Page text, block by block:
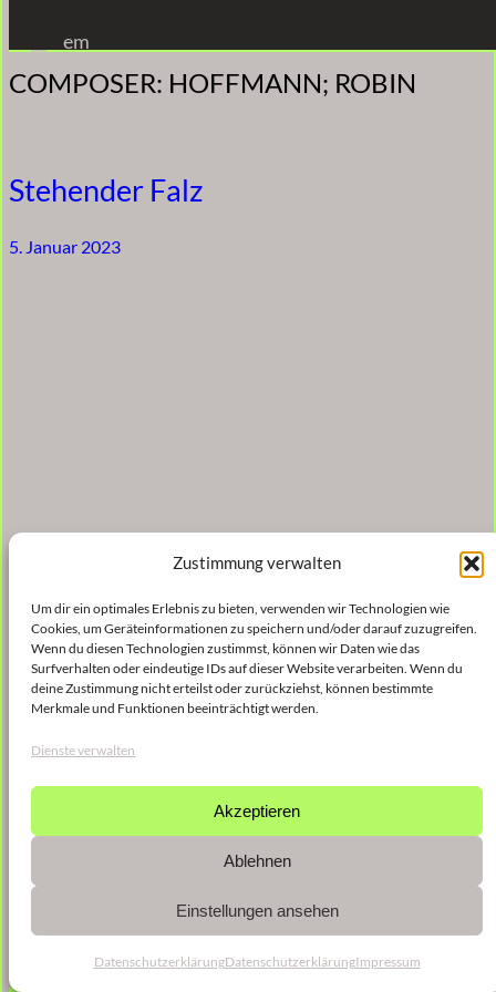
Zustimmung verwalten
Um dir ein optimales Erlebnis zu bieten, verwenden wir Technologien wie
Cookies, um Geräteinformationen zu speichern und/oder darauf zuzugreifen.
Wenn du diesen Technologien zustimmst, können wir Daten wie das
Surfverhalten oder eindeutige IDs auf dieser Website verarbeiten. Wenn du
deine Zustimmung nicht erteilst oder zurückziehst, können bestimmte
Merkmale und Funktionen beeinträchtigt werden.
Dienste verwalten
Akzeptieren
Ablehnen
Einstellungen ansehen
DatenschutzerklärungDatenschutzerklärungImpressum
Inhalt
springen
em
COMPOSER: HOFFMANN; ROBIN
Stehender Falz
5. Januar 2023